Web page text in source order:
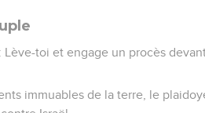
Lève-toi et engage un procès
immuables de la terre, le